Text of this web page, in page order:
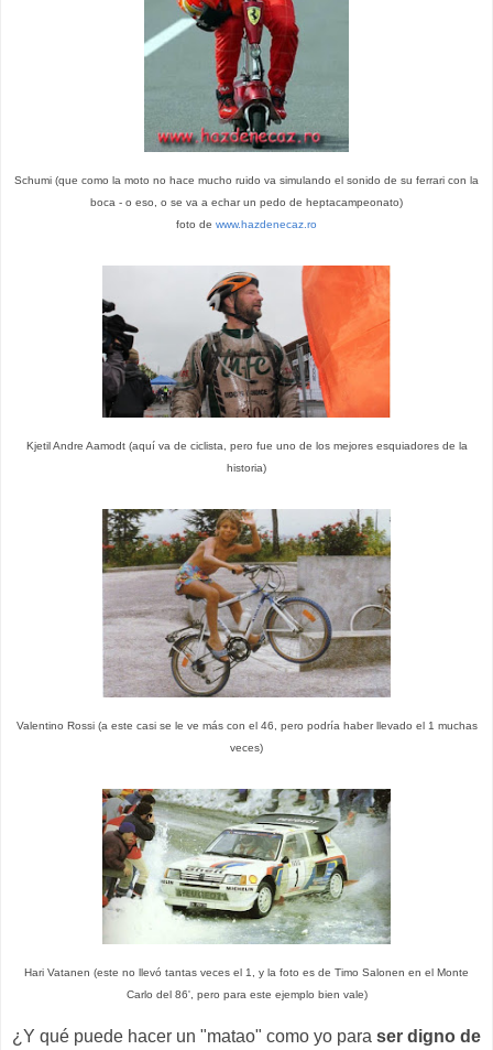
Schumi (que como la moto no hace mucho ruido va simulando el sonido de su ferrari con la
boca - o eso, o se va a echar un pedo de heptacampeonato)
foto de www.hazdenecaz.ro
Kjetil Andre Aamodt (aquí va de ciclista, pero fue uno de los mejores esquiadores de la
historia)
Valentino Rossi (a este casi se le ve más con el 46, pero podría haber llevado el 1 muchas
veces)
Hari Vatanen (este no llevó tantas veces el 1, y la foto es de Timo Salonen en el Monte
Carlo del 86', pero para este ejemplo bien vale)
¿Y qué puede hacer un "matao" como yo para ser digno de